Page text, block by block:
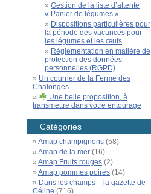
Gestion de la liste d’attente
« Panier de légumes »
Dispositions particulières pour
la période des vacances pour
les légumes et les œufs
Règlementation en matière de
protection des données
personnelles (RGPD)
Un courrier de la Ferme des
Chalonges
Une belle proposition, à
transmettre dans votre entourage
Catégories
Amap champignons (58)
Amap de la mer (16)
Amap Fruits rouges (2)
Amap pommes poires (14)
Dans les champs – la gazette de
Céline (716)